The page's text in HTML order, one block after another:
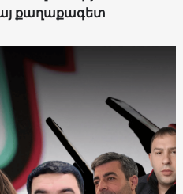
քաղաքագետ